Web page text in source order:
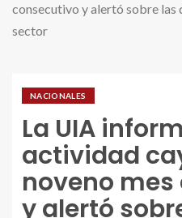
consecutivo y alertó sobre las
sector
NACIONALES
La UIA
actividad
noveno
y alertó